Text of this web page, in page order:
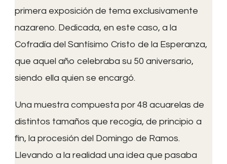
primera exposición de tema exclusivamente
nazareno. Dedicada, en este caso, a la
Cofradía del Santísimo Cristo de la Esperanza,
que aquel año celebraba su 50 aniversario,
siendo ella quien se encargó.
Una muestra compuesta por 48 acuarelas de
distintos tamaños que recogía, de principio a
fin, la procesión del Domingo de Ramos.
Llevando a la realidad una idea que pasaba